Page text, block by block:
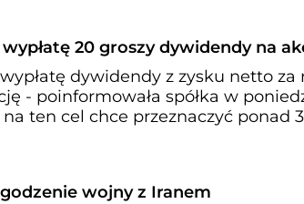
20 groszy dywidendy na
dywidendy z zysku netto za
- poinformowała spółka w
ten cel chce przeznaczyć ponad
wojny z Iranem